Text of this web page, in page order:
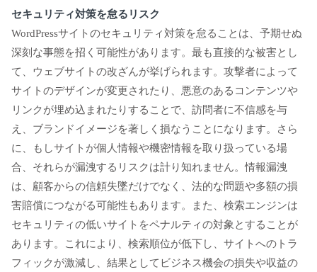
セキュリティ対策を怠るリスク
WordPressサイトのセキュリティ対策を怠ることは、予期せぬ
深刻な事態を招く可能性があります。最も直接的な被害とし
て、ウェブサイトの改ざんが挙げられます。攻撃者によって
サイトのデザインが変更されたり、悪意のあるコンテンツや
リンクが埋め込まれたりすることで、訪問者に不信感を与
え、ブランドイメージを著しく損なうことになります。さら
に、もしサイトが個人情報や機密情報を取り扱っている場
合、それらが漏洩するリスクは計り知れません。情報漏洩
は、顧客からの信頼失墜だけでなく、法的な問題や多額の損
害賠償につながる可能性もあります。また、検索エンジンは
セキュリティの低いサイトをペナルティの対象とすることが
あります。これにより、検索順位が低下し、サイトへのトラ
フィックが激減し、結果としてビジネス機会の損失や収益の